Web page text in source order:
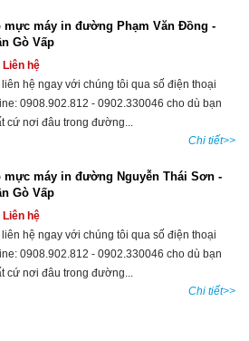
mực máy in đường Phạm Văn Đồng -
Gò Vấp
Liên hệ
liên hệ ngay với chúng tôi qua số điện thoại
0908.902.812 - 0902.330046 cho dù bạn
cứ nơi đâu trong đường...
Chi tiết>>
mực máy in đường Nguyễn Thái Sơn -
Gò Vấp
Liên hệ
liên hệ ngay với chúng tôi qua số điện thoại
0908.902.812 - 0902.330046 cho dù bạn
cứ nơi đâu trong đường...
Chi tiết>>